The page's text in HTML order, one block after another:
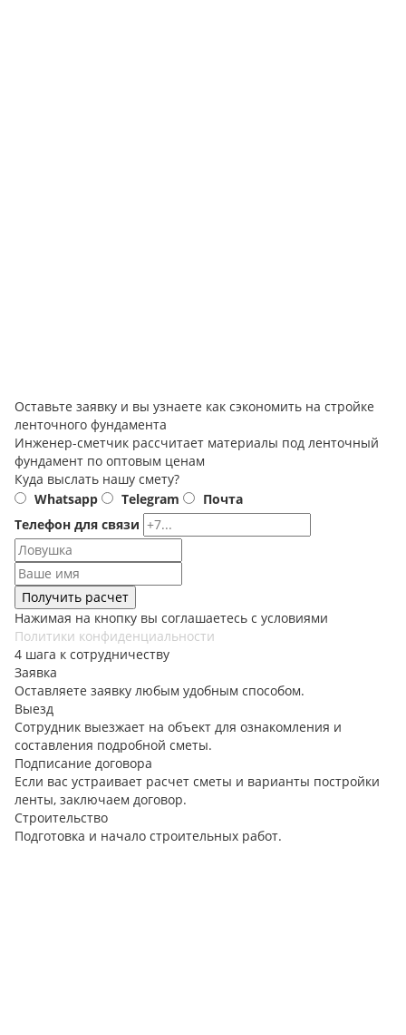
Оставьте заявку и вы узнаете как сэкономить на стройке
ленточного фундамента
Инженер-сметчик рассчитает материалы под ленточный
фундамент по оптовым ценам
Куда выслать нашу смету?
Whatsapp
Telegram
Почта
Телефон для связи
Получить расчет
Нажимая на кнопку вы соглашаетесь с условиями
Политики конфиденциальности
4 шага к сотрудничеству
Заявка
Оставляете заявку любым удобным способом.
Выезд
Сотрудник выезжает на объект для ознакомления и
составления подробной сметы.
Подписание договора
Если вас устраивает расчет сметы и варианты постройки
ленты, заключаем договор.
Строительство
Подготовка и начало строительных работ.